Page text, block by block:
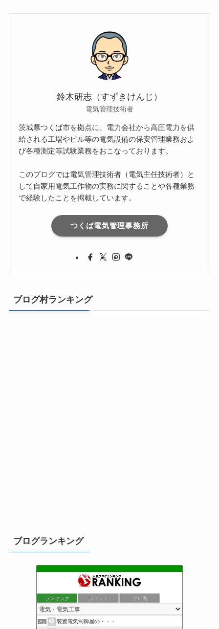
鈴木研志（すずきけんじ）
電気管理技術者
茨城県つくば市を拠点に、電力会社から高圧電力を供
給される工場やビル等の電気設備の保安管理業務およ
び各種測定等試験業務をおこなっております。
このブログでは電気管理技術者（電気主任技術者）と
して自家用電気工作物の実務に関することや各種業務
で経験したことを掲載しています。
つくば電気管理事務所
ブログ村ランキング
ブログランキング
ランキング ポイント ブロ画
1位 小さな引越し屋と電気工事屋の奮闘記
2位 装置電気制御屋の・・・